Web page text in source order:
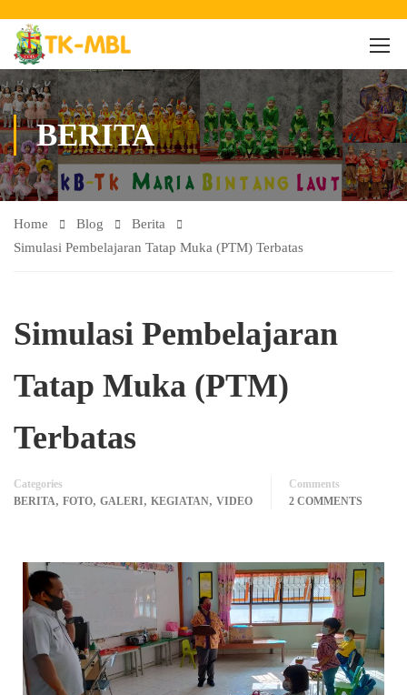
BERITA
Home Blog
Berita
Simulasi Pembelajaran Tatap Muka (PTM) Terbatas
Simulasi Pembelajaran
Tatap Muka (PTM)
Terbatas
Categories
BERITA, FOTO, GALERI, KEGIATAN, VIDEO
Comments
2 COMMENTS